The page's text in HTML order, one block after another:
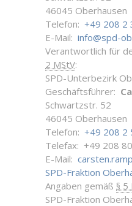
46045 Oberhausen
Telefon: +49 208 2
E-Mail: info@spd-
Verantwortlich für
2 MStV:
SPD-Unterbezirk
Geschäftsführer:
Schwartzstr. 52
46045 Oberhausen
Telefon: +49 208 2
Telefax: +49 208
E-Mail:
SPD-Fraktion
Angaben gemäß § 5
SPD-Fraktion